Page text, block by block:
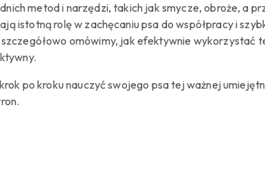
metod i narzędzi, takich jak smycze, obroże, a
istotną rolę w zachęcaniu psa do współpracy i
omówimy, jak efektywnie wykorzystać
po kroku nauczyć swojego psa tej ważnej